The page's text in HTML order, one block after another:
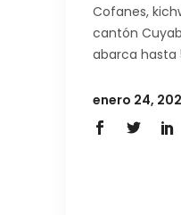
Cofanes,
cantón
abarca hasta
enero 24,